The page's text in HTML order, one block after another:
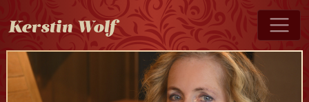
Kerstin Wolf